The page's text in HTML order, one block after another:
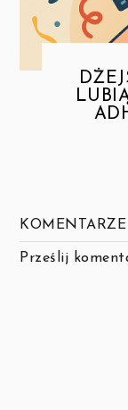
KOMENTARZE
Prześlij